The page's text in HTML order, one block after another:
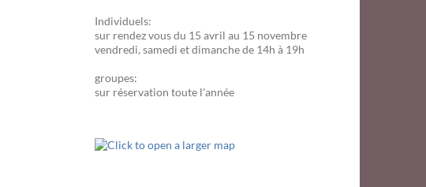
Individuels:
sur rendez vous du 15 avril au 15 novembre
vendredi, samedi et dimanche de 14h à 19h
groupes:
sur réservation toute l'année